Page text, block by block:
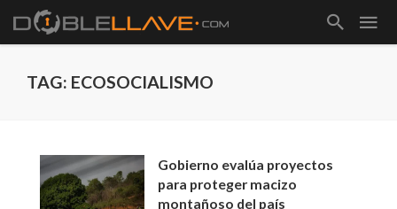
TAG: ECOSOCIALISMO
Gobierno evalúa proyectos
para proteger macizo
montañoso del país